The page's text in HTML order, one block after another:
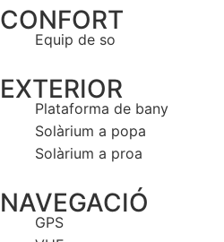
CONFORT
Equip de so
EXTERIOR
Plataforma de bany
Solàrium a popa
Solàrium a proa
NAVEGACIÓ
GPS